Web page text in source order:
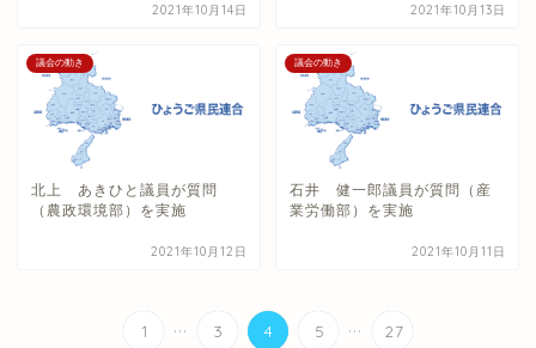
2021年10月14日 2021年10月13日
議会の動き
北上 あきひと議員が質問
（農政環境部）を実施
2021年10月12日
議会の動き
石井 健一郎議員が質問（産
業労働部）を実施
2021年10月11日
1 ... 3 4 5 ... 27